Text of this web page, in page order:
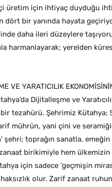
üretim için ihtiyaç duyduğu
dört bir yanında hayata
daha ileri düzeylere
harmanlayarak; yerelden
VE YARATICILIK
Dijitalleşme ve
tezahürü. Şehrimiz Kütahya;
mührün, yani çini ve
şehri; toprağın sanatla,
birikimiyle hem
için sadece ‘geçmişin
olur. Zarif zanaat